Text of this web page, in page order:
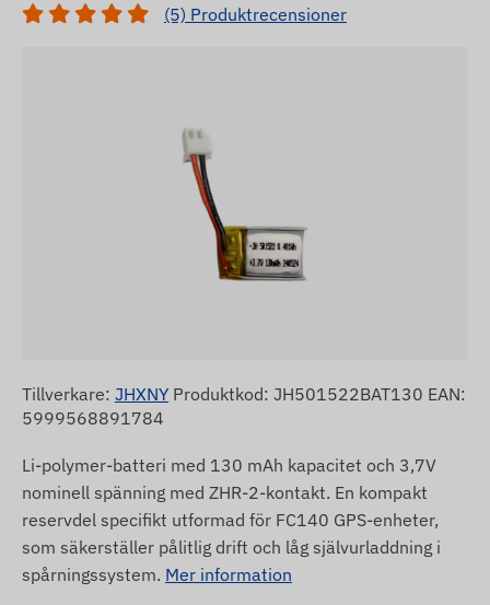
(5) Produktrecensioner
Tillverkare: JHXNY Produktkod: JH501522BAT130 EAN:
5999568891784
Li-polymer-batteri med 130 mAh kapacitet och 3,7V
nominell spänning med ZHR-2-kontakt. En kompakt
reservdel specifikt utformad för FC140 GPS-enheter,
som säkerställer pålitlig drift och låg självurladdning i
spårningssystem. Mer information